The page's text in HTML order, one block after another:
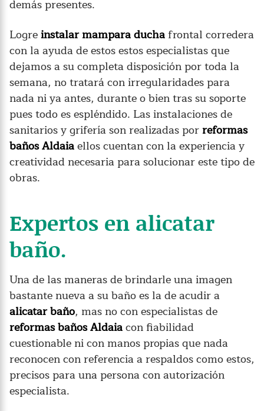
demás presentes.
Logreinstalar mampara duchafrontal corredera
con la ayuda de estos estos especialistas que
dejamos a su completa disposición por toda la
semana, no tratará con irregularidades para
nada ni ya antes, durante o bien tras su soporte
pues todo es espléndido. Las instalaciones de
sanitarios y grifería son realizadas porreformas
baños Aldaiaellos cuentan con la experiencia y
creatividad necesaria para solucionar este tipo de
obras.
Expertos en alicatar
baño.
Una de las maneras de brindarle una imagen
bastante nueva a su baño es la de acudir a
alicatar baño, mas no con especialistas de
reformas baños Aldaiacon fiabilidad
cuestionable ni con manos propias que nada
reconocen con referencia a respaldos como estos,
precisos para una persona con autorización
especialista.